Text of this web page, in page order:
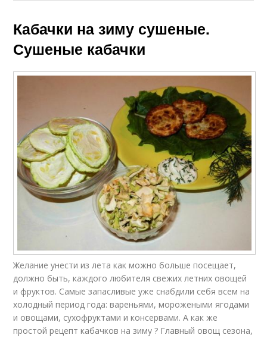
Кабачки на зиму сушеные.
Сушеные кабачки
Желание унести из лета как можно больше посещает,
должно быть, каждого любителя свежих летних овощей
и фруктов. Самые запасливые уже снабдили себя всем на
холодный период года: вареньями, морожеными ягодами
и овощами, сухофруктами и консервами. А как же
простой рецепт кабачков на зиму ? Главный овощ сезона,